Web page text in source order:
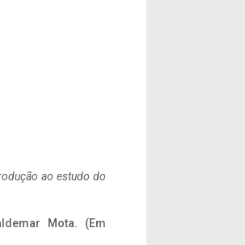
ao estudo do
Mota. (Em